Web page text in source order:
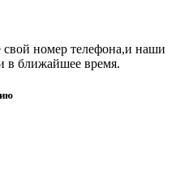
номер телефона,и наши
в ближайшее время.